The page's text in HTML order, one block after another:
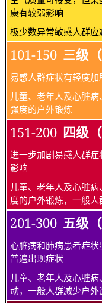
康有较弱影响
极少数异常敏感人群
101-150 三级
易感人群症状有轻度
儿童、老年人及心脏
强度的户外锻炼
151-200 四级
进一步加剧易感人群
影响
儿童、老年人及心脏
度的户外锻炼，一般
201-300 五级
心脏病和肺病患者症
普遍出现症状
儿童、老年人及心脏
动，一般人群减少户外